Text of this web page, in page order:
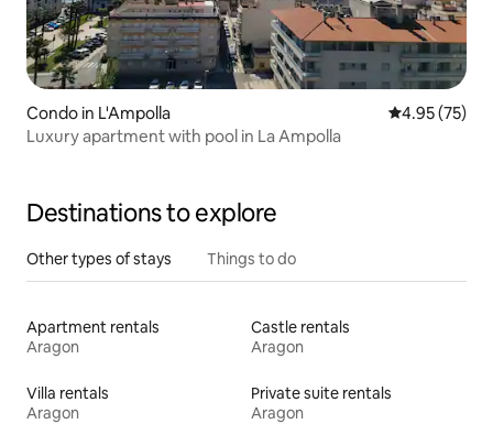
Condo in L'Ampolla 4.95 out of 5
4.95 (75)
Luxury apartment with pool in La Ampolla
Destinations to explore
Other types of stays Things to do
Apartment rentals
Aragon
Castle rentals
Aragon
Villa rentals
Aragon
Private suite rentals
Aragon